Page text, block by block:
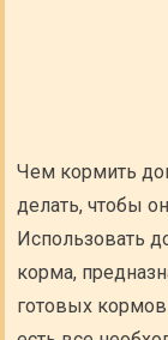
Чем кормить
делать, чтобы
Использовать
корма,
готовых